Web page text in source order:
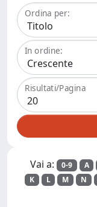
Ordina per:
In ordine:
Risultati/Pagina
Vai a: 0-9 A
K
L M N